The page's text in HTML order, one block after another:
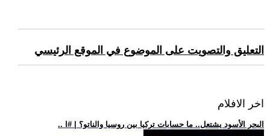
التعليق والتصويت على الموضوع في الموقع الرئيسي
اخر الافلام
.. البحر الأسود يشتعل.. ما حسابات تركيا بين روسيا والناتو؟ | #ا